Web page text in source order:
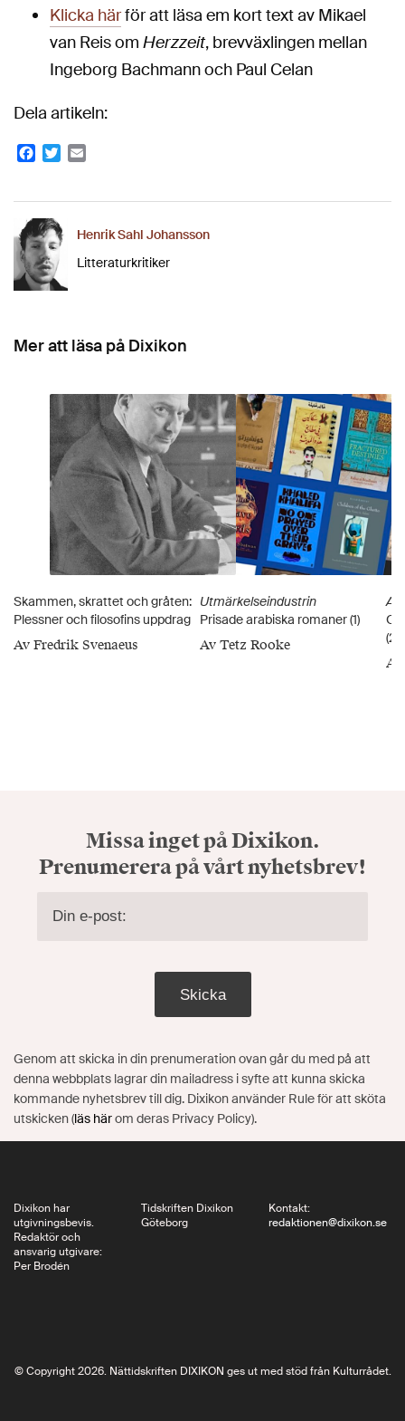
Klicka härför att läsa em kort text av Mikael
van Reis om Herzzeit, brevväxlingen mellan
Ingeborg Bachmann och Paul Celan
Dela artikeln:
Facebook
Twitter
Henrik Sahl Johansson
Litteraturkritiker
Mer att läsa på Dixikon
Skammen, skrattet och gråten:
Plessner och filosofins uppdrag
Av Fredrik Svenaeus
Utmärkelseindustrin
Prisade arabiska romaner (1)
Av Tetz Rooke
Att
(2)
Av
Missa inget på Dixikon.
Prenumerera på vårt nyhetsbrev!
Skicka
Genom att skicka in din prenumeration ovan går du med på att
denna webbplats lagrar din mailadress i syfte att kunna skicka
kommande nyhetsbrev till dig. Dixikon använder Rule för att sköta
utskicken (läs härom deras Privacy Policy).
Dixikon har
utgivningsbevis.
Redaktör och
ansvarig utgivare:
Per Brodén
Tidskriften Dixikon
Göteborg
Kontakt:
redaktionen@dixikon.se
© Copyright 2026. Nättidskriften DIXIKON ges ut med stöd från Kulturrådet.